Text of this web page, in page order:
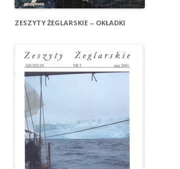
ZESZYTY ŻEGLARSKIE – OKŁADKI